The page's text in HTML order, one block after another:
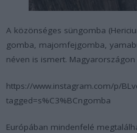
A közönséges süngomba
gomba, majomfejgomba,
néven is ismert.
https://www.instagram.com/p/
tagged=s%C3%BCngomba
Európában mindenfelé